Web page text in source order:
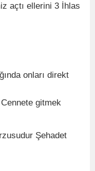
açtı ellerini 3 İhlas
onları direkt
gitmek
Şehadet